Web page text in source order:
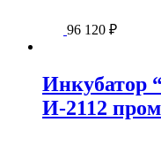
96 120 ₽
Инкубатор
И-2112 пром